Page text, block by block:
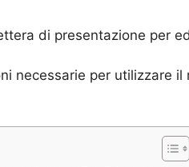
di presentazione per
necessarie per utilizzare il